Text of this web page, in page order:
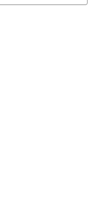
غرقا داخل بحيرة بمنطقة